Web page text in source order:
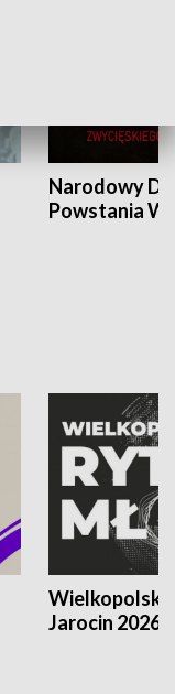
Narodowy
Powstania
Jarocin 2026